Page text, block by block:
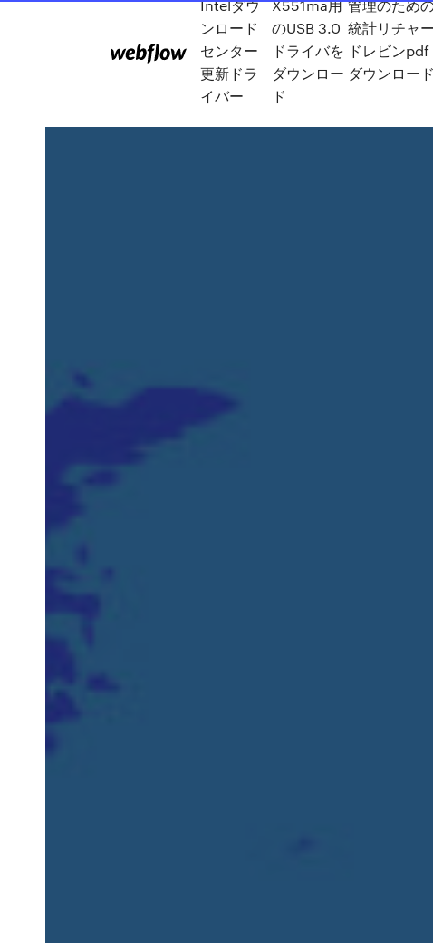
Intelダウ
ンロード
センター
更新ドラ
イバー
X551ma用
のUSB 3.0
ドライバを
ダウンロー
ド
管理のため
統計リチャー
ドレビンpdf
ダウンロード